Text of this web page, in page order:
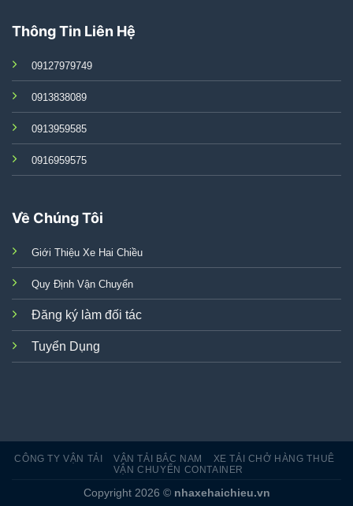
Thông Tin Liên Hệ
09127979749
0913838089
0913959585
0916959575
Về Chúng Tôi
Giới Thiệu Xe Hai Chiều
Quy Định Vận Chuyển
Đăng ký làm đối tác
Tuyển Dụng
CÔNG TY VẬN TẢI VẬN TẢI BẮC NAM
XE TẢI CHỞ HÀNG THUÊ
VẬN CHUYỂN CONTAINER
Copyright 2026 © nhaxehaichieu.vn